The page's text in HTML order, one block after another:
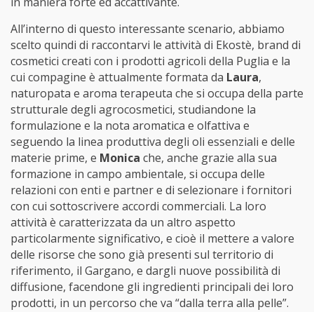
All’interno di questo interessante scenario, abbiamo
scelto quindi di raccontarvi le attività di Ekostè, brand di
cosmetici creati con i prodotti agricoli della Puglia e la
cui compagine è attualmente formata da Laura,
naturopata e aroma terapeuta che si occupa della parte
strutturale degli agrocosmetici, studiandone la
formulazione e la nota aromatica e olfattiva e
seguendo la linea produttiva degli oli essenziali e delle
materie prime, e Monica che, anche grazie alla sua
formazione in campo ambientale, si occupa delle
relazioni con enti e partner e di selezionare i fornitori
con cui sottoscrivere accordi commerciali. La loro
attività è caratterizzata da un altro aspetto
particolarmente significativo, e cioè il mettere a valore
delle risorse che sono già presenti sul territorio di
riferimento, il Gargano, e dargli nuove possibilità di
diffusione, facendone gli ingredienti principali dei loro
prodotti, in un percorso che va “dalla terra alla pelle”.